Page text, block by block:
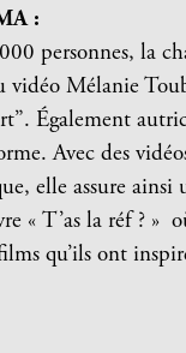
:
personnes, la
Mélanie
Également
Avec des
elle assure
« T’as la réf ? »
qu’ils ont